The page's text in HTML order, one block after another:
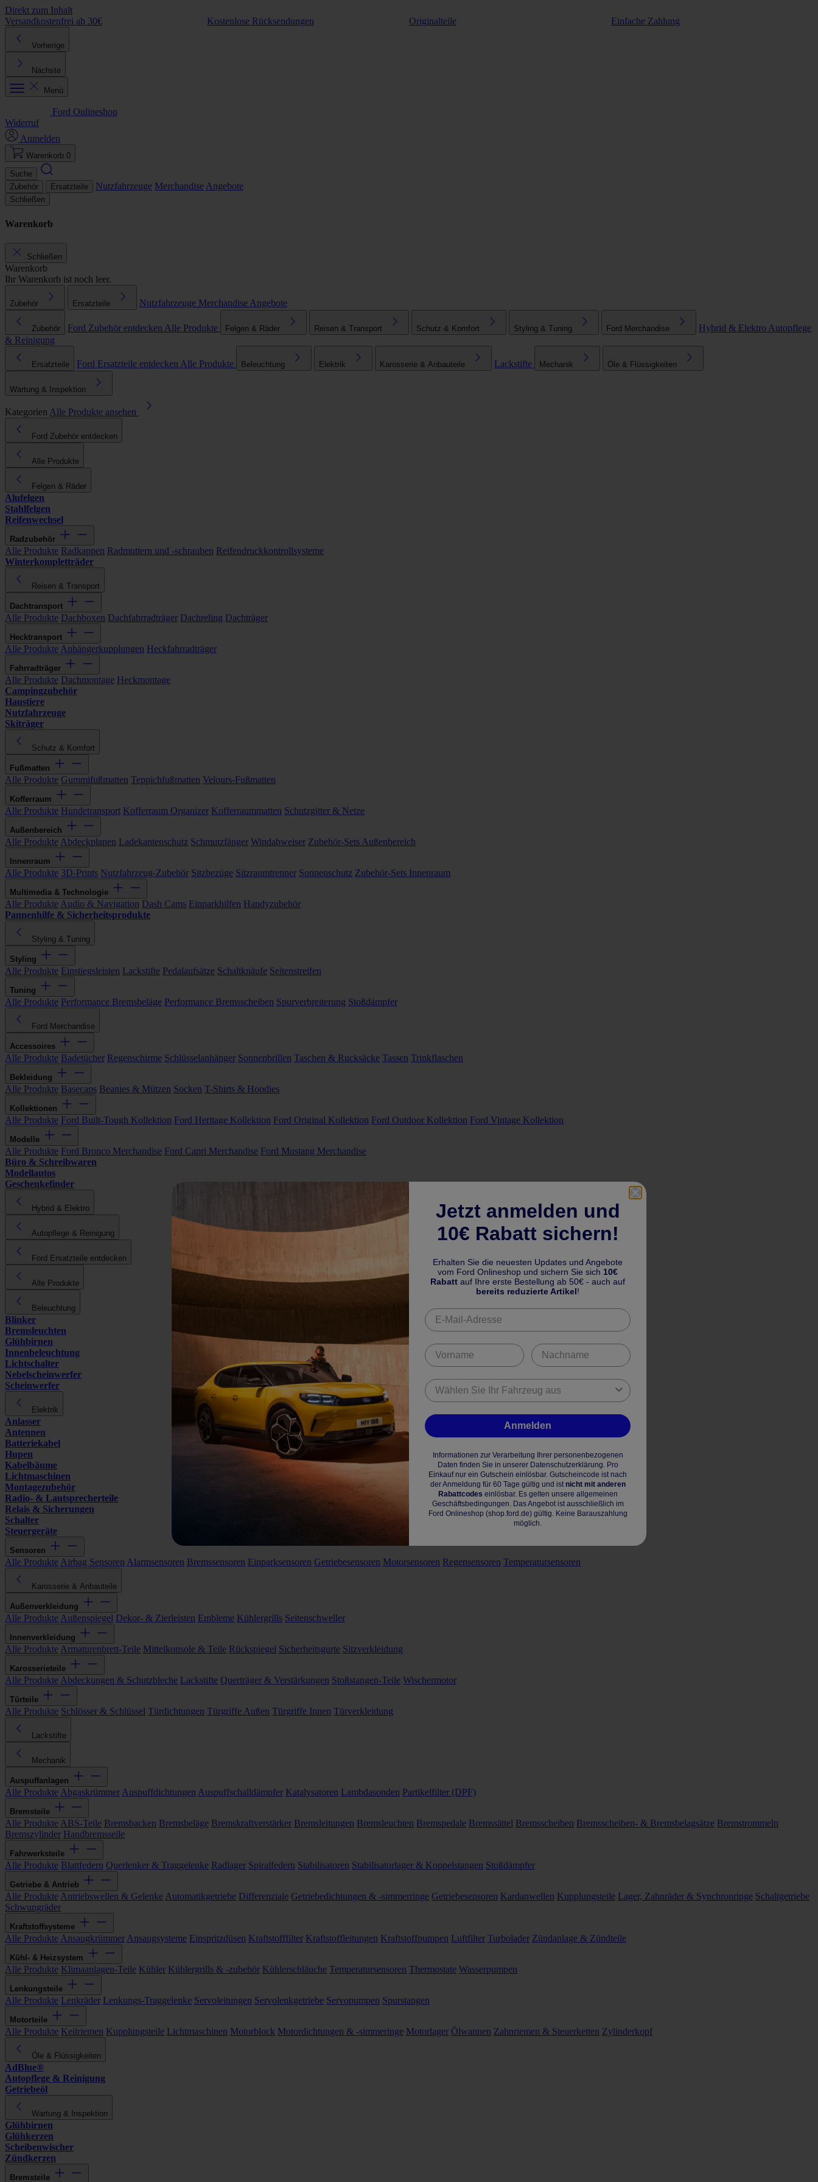
Direkt zum Inhalt
Versandkostenfrei ab 30€
Kostenlose Rücksendungen Originalteile Einfache Zahlung
Vorherige
Nächste
Menü
Ford Onlineshop
Widerruf
Anmelden
Warenkorb 0
Suche
Zubehör
Ersatzteile Nutzfahrzeuge Merchandise Angebote
Schließen
Warenkorb
Schließen
Warenkorb
Ihr Warenkorb ist noch leer.
Zubehör Ersatzteile Nutzfahrzeuge Merchandise Angebote
Zubehör Ford Zubehör entdecken Alle Produkte Felgen & Räder Reisen & Transport Schutz & Komfort Styling & Tuning Ford Merchandise Hybrid & Elektro Autopflege
& Reinigung
Ersatzteile Ford Ersatzteile entdecken Alle Produkte Beleuchtung Elektrik Karosserie & Anbauteile Lackstifte Mechanik Öle & Flüssigkeiten
Wartung & Inspektion
Kategorien Alle Produkte ansehen
Ford Zubehör entdecken
Alle Produkte
Felgen & Räder
Alufelgen
Stahlfelgen
Reifenwechsel
Radzubehör
Alle Produkte Radkappen Radmuttern und -schrauben Reifendruckkontrollsysteme
Winterkompletträder
Reisen & Transport
Dachtransport
Alle Produkte Dachboxen Dachfahrradträger Dachreling Dachträger
Hecktransport
Alle Produkte Anhängerkupplungen Heckfahrradträger
Fahrradträger
Alle Produkte Dachmontage Heckmontage
Campingzubehör
Haustiere
Nutzfahrzeuge
Skiträger
Schutz & Komfort
Fußmatten
Alle Produkte Gummifußmatten Teppichfußmatten Velours-Fußmatten
Kofferraum
Alle Produkte Hundetransport Kofferraum Organizer Kofferraummatten Schutzgitter & Netze
Außenbereich
Alle Produkte Abdeckplanen Ladekantenschutz Schmutzfänger Windabweiser Zubehör-Sets Außenbereich
Innenraum
Alle Produkte 3D-Prints Nutzfahrzeug-Zubehör Sitzbezüge Sitzraumtrenner Sonnenschutz Zubehör-Sets Innenraum
Multimedia & Technologie
Alle Produkte Audio & Navigation Dash Cams Einparkhilfen Handyzubehör
Pannenhilfe & Sicherheitsprodukte
Styling & Tuning
Styling
Alle Produkte Einstiegsleisten Lackstifte Pedalaufsätze Schaltknäufe Seitenstreifen
Tuning
Alle Produkte Performance Bremsbeläge Performance Bremsscheiben Spurverbreiterung Stoßdämpfer
Ford Merchandise
Accessoires
Alle Produkte Badetücher Regenschirme Schlüsselanhänger Sonnenbrillen Taschen & Rucksäcke Tassen Trinkflaschen
Bekleidung
Alle Produkte Basecaps Beanies & Mützen Socken T-Shirts & Hoodies
Kollektionen
Alle Produkte Ford Built-Tough Kollektion Ford Heritage Kollektion Ford Original Kollektion Ford Outdoor Kollektion Ford Vintage Kollektion
Modelle
Alle Produkte Ford Bronco Merchandise Ford Capri Merchandise Ford Mustang Merchandise
Büro & Schreibwaren
Modellautos
Geschenkefinder
Hybrid & Elektro
Autopflege & Reinigung
Ford Ersatzteile entdecken
Alle Produkte
Beleuchtung
Blinker
Bremsleuchten
Glühbirnen
Innenbeleuchtung
Lichtschalter
Nebelscheinwerfer
Scheinwerfer
Elektrik
Anlasser
Antennen
Batteriekabel
Hupen
Kabelbäume
Lichtmaschinen
Montagezubehör
Radio- & Lautsprecherteile
Relais & Sicherungen
Schalter
Steuergeräte
Sensoren
Alle Produkte Airbag Sensoren Alarmsensoren Bremssensoren Einparksensoren Getriebesensoren Motorsensoren Regensensoren Temperatursensoren
Karosserie & Anbauteile
Außenverkleidung
Alle Produkte Außenspiegel Dekor- & Zierleisten Embleme Kühlergrills Seitenschweller
Innenverkleidung
Alle Produkte Armaturenbrett-Teile Mittelkonsole & Teile Rückspiegel Sicherheitsgurte Sitzverkleidung
Karosserieteile
Alle Produkte Abdeckungen & Schutzbleche Lackstifte Querträger & Verstärkungen Stoßstangen-Teile Wischermotor
Türteile
Alle Produkte Schlösser & Schlüssel Türdichtungen Türgriffe Außen Türgriffe Innen Türverkleidung
Lackstifte
Mechanik
Auspuffanlagen
Alle Produkte Abgaskrümmer Auspuffdichtungen Auspuffschalldämpfer Katalysatoren Lambdasonden Partikelfilter (DPF)
Bremsteile
Alle Produkte ABS-Teile Bremsbacken Bremsbeläge Bremskraftverstärker Bremsleitungen Bremsleuchten Bremspedale Bremssättel Bremsscheiben Bremsscheiben- & Bremsbelagsätze Bremstrommeln
Bremszylinder Handbremsseile
Fahrwerksteile
Alle Produkte Blattfedern Querlenker & Traggelenke Radlager Spiralfedern Stabilisatoren Stabilisatorlager & Koppelstangen Stoßdämpfer
Getriebe & Antrieb
Alle Produkte Antriebswellen & Gelenke Automatikgetriebe Differenziale Getriebedichtungen & -simmerringe Getriebesensoren Kardanwellen Kupplungsteile Lager, Zahnräder & Synchronringe Schaltgetriebe
Schwungräder
Kraftstoffsysteme
Alle Produkte Ansaugkrümmer Ansaugsysteme Einspritzdüsen Kraftstofffilter Kraftstoffleitungen Kraftstoffpumpen Luftfilter Turbolader Zündanlage & Zündteile
Kühl- & Heizsystem
Alle Produkte Klimaanlagen-Teile Kühler Kühlergrills & -zubehör Kühlerschläuche Temperatursensoren Thermostate Wasserpumpen
Lenkungsteile
Alle Produkte Lenkräder Lenkungs-Traggelenke Servoleitungen Servolenkgetriebe Servopumpen Spurstangen
Motorteile
Alle Produkte Keilriemen Kupplungsteile Lichtmaschinen Motorblock Motordichtungen & -simmeringe Motorlager Ölwannen Zahnriemen & Steuerketten Zylinderkopf
Öle & Flüssigkeiten
AdBlue®
Autopflege & Reinigung
Getriebeöl
Wartung & Inspektion
Glühbirnen
Glühkerzen
Scheibenwischer
Zündkerzen
Bremsteile
Jetzt anmelden und
10€ Rabatt sichern!
Erhalten Sie die neuesten Updates und Angebote
vom Ford Onlineshop und sichern Sie sich 10€
Rabatt auf Ihre erste Bestellung ab 50€ - auch auf
bereits reduzierte Artikel!
Anmelden
Informationen zur Verarbeitung Ihrer personenbezogenen
Daten finden Sie in unserer Datenschutzerklärung. Pro
Einkauf nur ein Gutschein einlösbar. Gutscheincode ist nach
der Anmeldung für 60 Tage gültig und ist nicht mit anderen
Rabattcodes einlösbar. Es gelten unsere allgemeinen
Geschäftsbedingungen. Das Angebot ist ausschließlich im
Ford Onlineshop (shop.ford.de) gültig. Keine Barauszahlung
möglich.